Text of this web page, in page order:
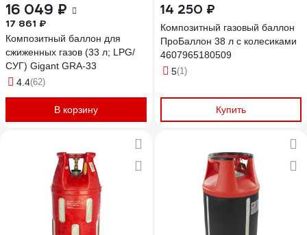
16 049 ₽
17 861 ₽
Композитный баллон для
сжиженных газов (33 л; LPG/
СУГ) Gigant GRA-33
4.4(62)
В корзину
14 250 ₽
Композитный газовый баллон
ПроБаллон 38 л с колесиками
4607965180509
5(1)
Купить